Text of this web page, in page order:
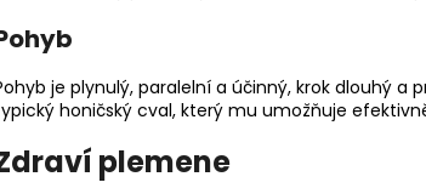
je plynulý, paralelní a účinný, krok dlouhý
honičský cval, který mu umožňuje
plemene